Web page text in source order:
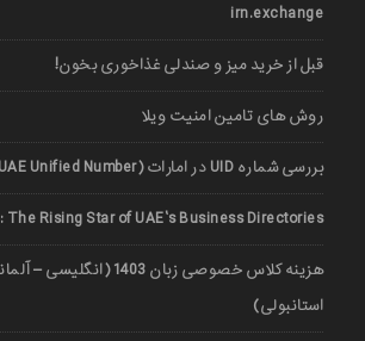
irn.exchange
قبل از خرید میز و صندلی غذاخوری بخون!
روش های تامین امنیت ویلا
بررسی شماره UID در امارات (UAE Unified Number)
The Rising Star of UAE’s Business Directories
هزینه کلاس خصوصی زبان 1403
استانبولی)